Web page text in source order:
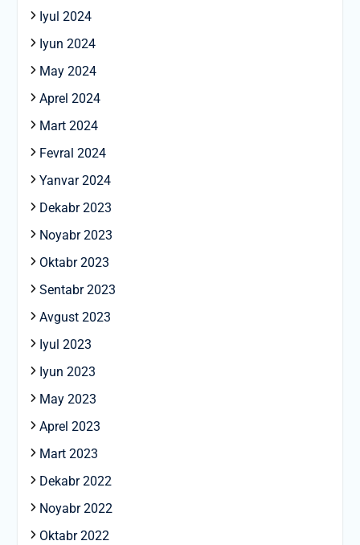
Iyul 2024
Iyun 2024
May 2024
Aprel 2024
Mart 2024
Fevral 2024
Yanvar 2024
Dekabr 2023
Noyabr 2023
Oktabr 2023
Sentabr 2023
Avgust 2023
Iyul 2023
Iyun 2023
May 2023
Aprel 2023
Mart 2023
Dekabr 2022
Noyabr 2022
Oktabr 2022